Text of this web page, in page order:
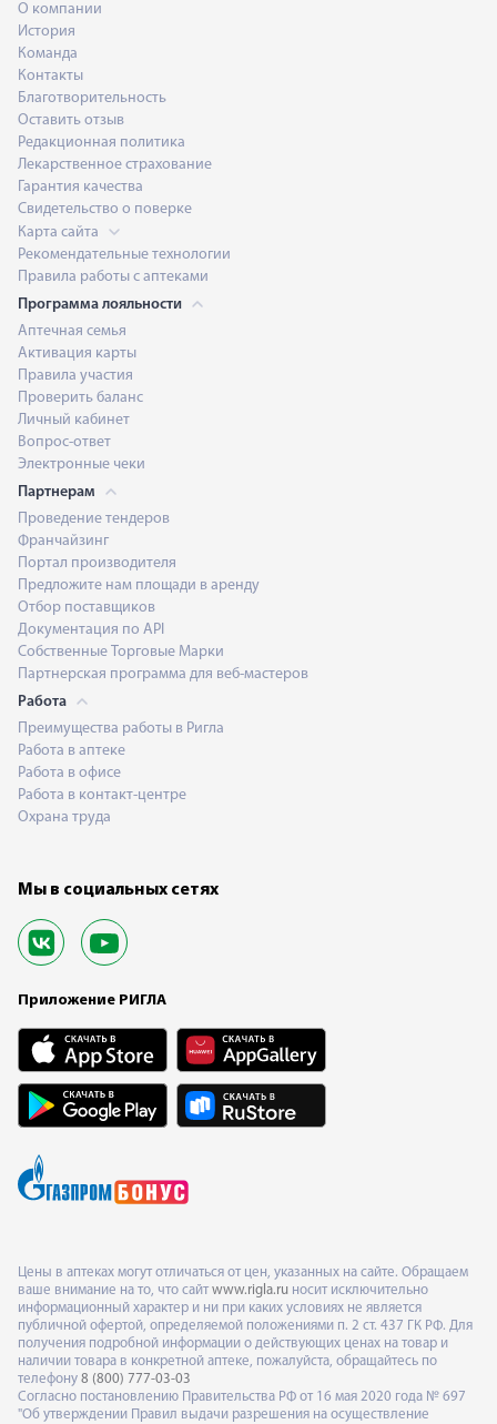
О компании
История
Команда
Контакты
Благотворительность
Оставить отзыв
Редакционная политика
Лекарственное страхование
Гарантия качества
Свидетельство о поверке
Карта сайта
Рекомендательные технологии
Правила работы с аптеками
Программа лояльности
Аптечная семья
Активация карты
Правила участия
Проверить баланс
Личный кабинет
Вопрос-ответ
Электронные чеки
Партнерам
Проведение тендеров
Франчайзинг
Портал производителя
Предложите нам площади в аренду
Отбор поставщиков
Документация по API
Собственные Торговые Марки
Партнерская программа для веб-мастеров
Работа
Преимущества работы в Ригла
Работа в аптеке
Работа в офисе
Работа в контакт-центре
Охрана труда
Мы в социальных сетях
Приложение РИГЛА
Цены в аптеках могут отличаться от цен, указанных на сайте. Обращаем
ваше внимание на то, что сайт www.rigla.ru носит исключительно
информационный характер и ни при каких условиях не является
публичной офертой, определяемой положениями п. 2 ст. 437 ГК РФ. Для
получения подробной информации о действующих ценах на товар и
наличии товара в конкретной аптеке, пожалуйста, обращайтесь по
телефону 8 (800) 777-03-03
Согласно постановлению Правительства РФ от 16 мая 2020 года № 697
"Об утверждении Правил выдачи разрешения на осуществление